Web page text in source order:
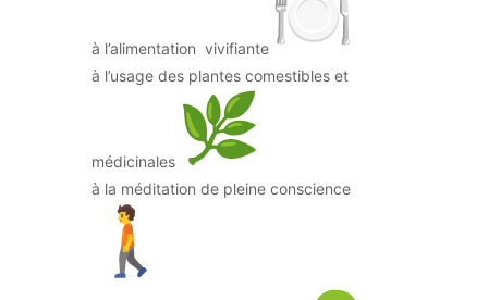
à l’alimentation vivifiante
à l’usage des plantes comestibles et
médicinales
à la méditation de pleine conscience